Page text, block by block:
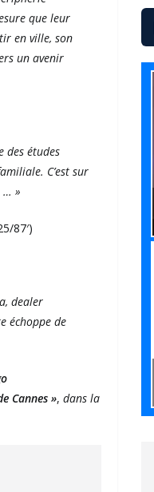
que leur
en ville, son
un avenir
des études
C’est sur
… »
87′)
dealer
échoppe de
Cannes », dans la